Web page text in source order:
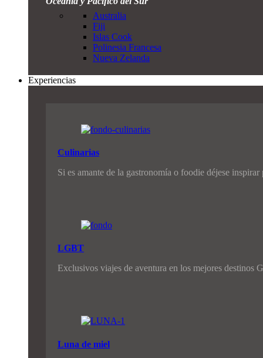
Australia
Fiji
Islas Cook
Polinesia Francesa
Nueva Zelanda
Experiencias
Culinarias
Si es amante de la gastronomía o foodie déjese
LGBT
Exclusivos viajes de aventura en los mejores destinos
Luna de miel